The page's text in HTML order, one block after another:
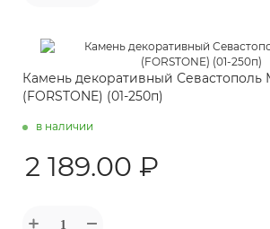
Камень декоративный Севастополь
(FORSTONE) (01-250п)
в наличии
2 189.00 ₽